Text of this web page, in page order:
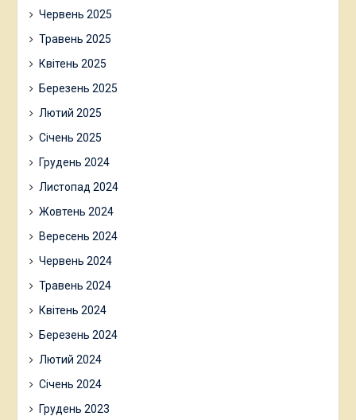
Червень 2025
Травень 2025
Квітень 2025
Березень 2025
Лютий 2025
Січень 2025
Грудень 2024
Листопад 2024
Жовтень 2024
Вересень 2024
Червень 2024
Травень 2024
Квітень 2024
Березень 2024
Лютий 2024
Січень 2024
Грудень 2023